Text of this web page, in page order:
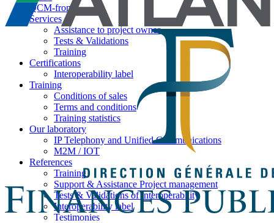
QCM-from
Services
Assistance to project owner
Tests & Validations
Training
Certifications
Interoperability label
Training
Conditions of sales
Terms and conditions
Training statistics
Our laboratory
IP Telephony and Unified Communications
M2M / IOT
References
Training
Support & Assistance Project management
Tests & Validations of interoperability
Interoperability label
Testimonies